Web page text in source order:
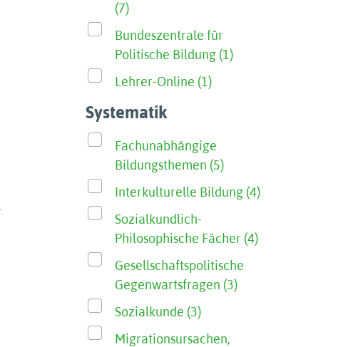
(7)
Bundeszentrale für
Politische Bildung (1)
Lehrer-Online (1)
Systematik
Fachunabhängige
Bildungsthemen (5)
Interkulturelle Bildung (4)
Sozialkundlich-
Philosophische Fächer (4)
Gesellschaftspolitische
Gegenwartsfragen (3)
Sozialkunde (3)
Migrationsursachen,